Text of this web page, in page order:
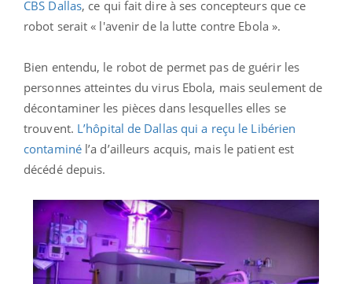
CBS Dallas, ce qui fait dire à ses concepteurs que ce
robot serait « l'avenir de la lutte contre Ebola ».
Bien entendu, le robot de permet pas de guérir les
personnes atteintes du virus Ebola, mais seulement de
décontaminer les pièces dans lesquelles elles se
trouvent. L’hôpital de Dallas qui a reçu le Libérien
contaminél’a d’ailleurs acquis, mais le patient est
décédé depuis.